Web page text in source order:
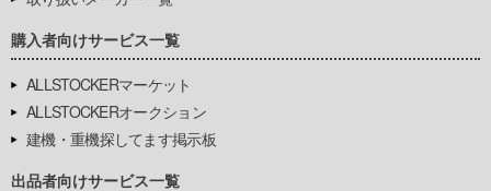
購入者向けサービス一覧
ALLSTOCKERマーケット
ALLSTOCKERオークション
建機・重機探してます掲示板
出品者向けサービス一覧